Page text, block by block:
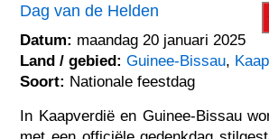
Dag van de Helden
Datum: maandag 20 januari 2025
Land / gebied: Guinee-Bissau,
Soort: Nationale feestdag
In Kaapverdië en Guinee-Bissau